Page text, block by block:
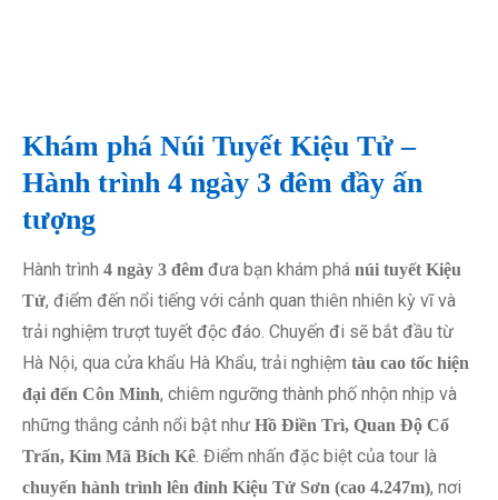
Khám phá Núi Tuyết Kiệu Tử –
Hành trình 4 ngày 3 đêm đầy ấn
tượng
Hành trình 4 ngày 3 đêm đưa bạn khám phá núi tuyết Kiệu
Tử, điểm đến nổi tiếng với cảnh quan thiên nhiên kỳ vĩ và
trải nghiệm trượt tuyết độc đáo. Chuyến đi sẽ bắt đầu từ
Hà Nội, qua cửa khẩu Hà Khẩu, trải nghiệm tàu cao tốc hiện
đại đến Côn Minh, chiêm ngưỡng thành phố nhộn nhịp và
những thắng cảnh nổi bật như Hồ Điền Trì, Quan Độ Cổ
Trấn, Kim Mã Bích Kê. Điểm nhấn đặc biệt của tour là
chuyến hành trình lên đỉnh Kiệu Tử Sơn (cao 4.247m), nơi